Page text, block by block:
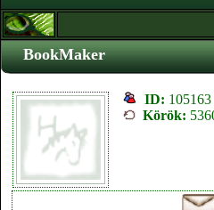
BookMaker
ID: 105163
Körök: